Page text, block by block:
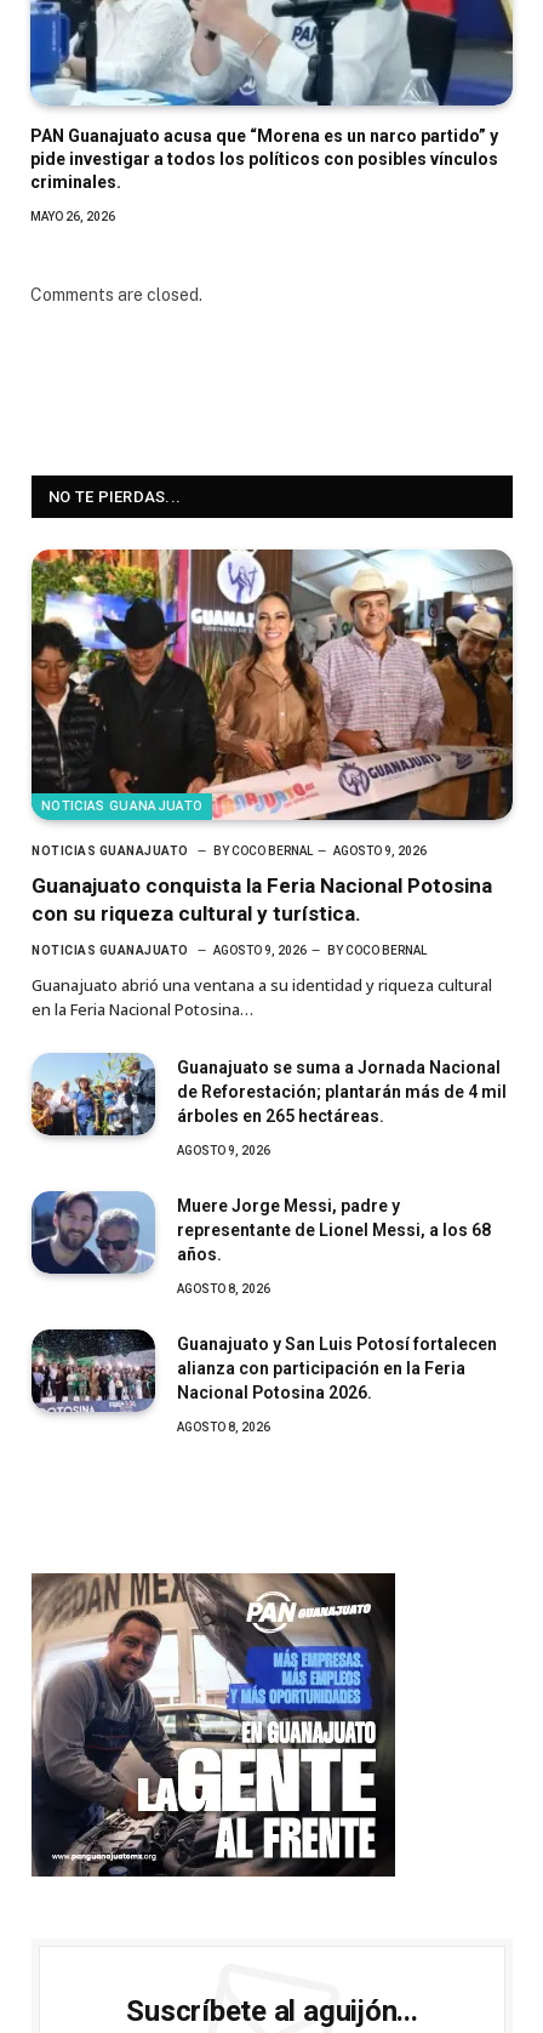
PAN Guanajuato acusa que “Morena es un narco partido” y
pide investigar a todos los políticos con posibles vínculos
criminales.
MAYO 26, 2026
Comments are closed.
NO TE PIERDAS...
NOTICIAS GUANAJUATO
NOTICIAS GUANAJUATO BY COCO BERNAL AGOSTO 9, 2026
Guanajuato conquista la Feria Nacional Potosina
con su riqueza cultural y turística.
NOTICIAS GUANAJUATO AGOSTO 9, 2026 BY COCO BERNAL
Guanajuato abrió una ventana a su identidad y riqueza cultural
en la Feria Nacional Potosina…
Guanajuato se suma a Jornada Nacional
de Reforestación; plantarán más de 4 mil
árboles en 265 hectáreas.
AGOSTO 9, 2026
Muere Jorge Messi, padre y
representante de Lionel Messi, a los 68
años.
AGOSTO 8, 2026
Guanajuato y San Luis Potosí fortalecen
alianza con participación en la Feria
Nacional Potosina 2026.
AGOSTO 8, 2026
Suscríbete al aguijón...